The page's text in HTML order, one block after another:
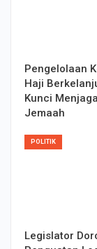
Pengelolaan
Haji
Kunci
Jemaah
POLITIK
Legislator